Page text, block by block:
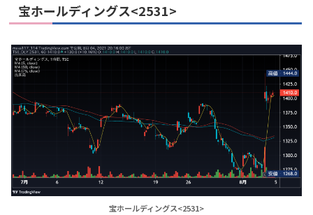
宝ホールディングス<2531>
宝ホールディングス<2531>